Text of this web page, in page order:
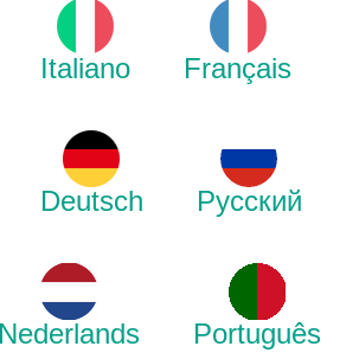
Italiano Français
Deutsch Русский
Nederlands Português